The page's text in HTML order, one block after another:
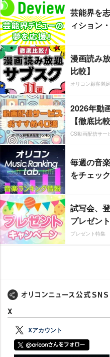
芸能界を
ィション
漫画読み
比較】
オリコン顧客満
2026年動
【徹底比較
CS動画配信サー
毎週の音
をチェッ
試写会、
プレゼン
プレゼント特集
X
Xアカウント